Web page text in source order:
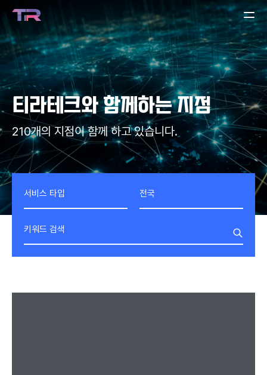
티라테크와 함께하는 지점
210개의 지점이 함께 하고 있습니다.